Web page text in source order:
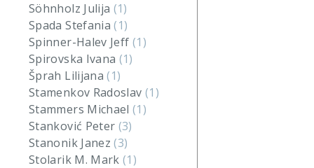
Söhnholz Julija (1)
Spada Stefania(1)
Spinner-Halev Jeff (1)
Spirovska Ivana (1)
Šprah Lilijana(1)
Stamenkov Radoslav (1)
Stammers Michael(1)
Stanković Peter (3)
Stanonik Janez(3)
Stolarik M. Mark(1)